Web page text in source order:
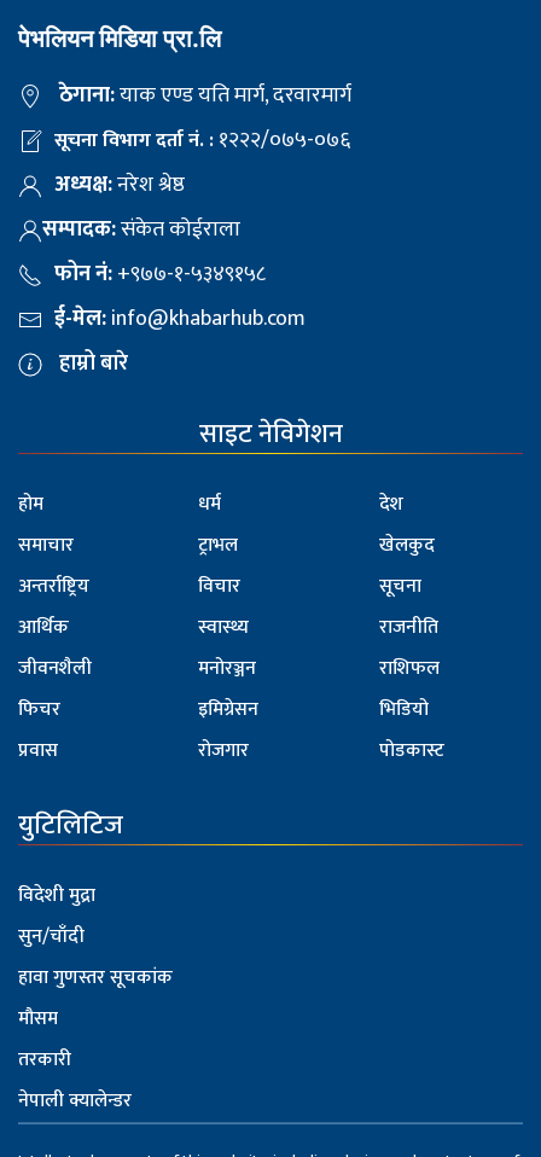
पेभलियन मिडिया प्रा.लि
ठेगाना:याक एण्ड यति मार्ग, दरवारमार्ग
सूचना विभाग दर्ता नं. :१२२२/०७५-०७६
अध्यक्ष:नरेश श्रेष्ठ
सम्पादक:संकेत कोईराला
फोन नं:+९७७-१-५३४९१५८
ई-मेल:info@khabarhub.com
हाम्रो बारे
साइट नेविगेशन
होम
समाचार
अन्तर्राष्ट्रिय
आर्थिक
जीवनशैली
फिचर
प्रवास
धर्म
ट्राभल
विचार
स्वास्थ्य
मनोरञ्जन
इमिग्रेसन
रोजगार
देश
खेलकुद
सूचना
राजनीति
राशिफल
भिडियो
पोडकास्ट
युटिलिटिज
विदेशी मुद्रा
सुन/चाँदी
हावा गुणस्तर सूचकांक
मौसम
तरकारी
नेपाली क्यालेन्डर